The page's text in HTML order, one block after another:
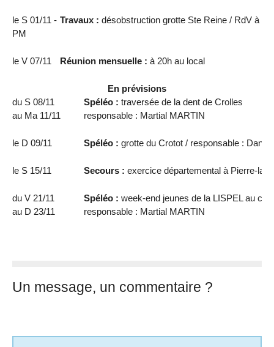
le S 01/11 -
PM
Travaux : désobstruction grotte Ste Reine / RdV à
le V 07/11 Réunion mensuelle : à 20h au local
En prévisions
du S 08/11
au Ma 11/11
Spéléo : traversée de la dent de Crolles
responsable : Martial MARTIN
le D 09/11 Spéléo : grotte du Crotot / responsable :
le S 15/11 Secours : exercice départemental à Pierre-la-
du V 21/11
au D 23/11
Spéléo : week-end jeunes de la LISPEL au
responsable : Martial MARTIN
Un message, un commentaire ?